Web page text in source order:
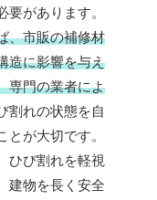
があります。
、市販の補修材
造に影響を与え
専門の業者によ
割れの状態を自
が大切です。
ひび割れを軽視
建物を長く安全